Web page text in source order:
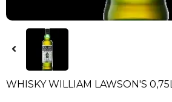
WHISKY WILLIAM LAWSON'S 0,75L